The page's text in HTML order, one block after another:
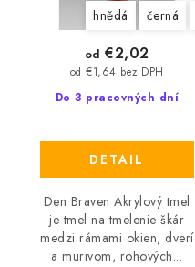
hnědá černá
Do 3 pracovných dní
od €1,64 bez DPH
od €2,02
DETAIL
Den Braven Akrylový tmel
je tmel na tmelenie škár
medzi rámami okien, dverí
a murivom, rohových...